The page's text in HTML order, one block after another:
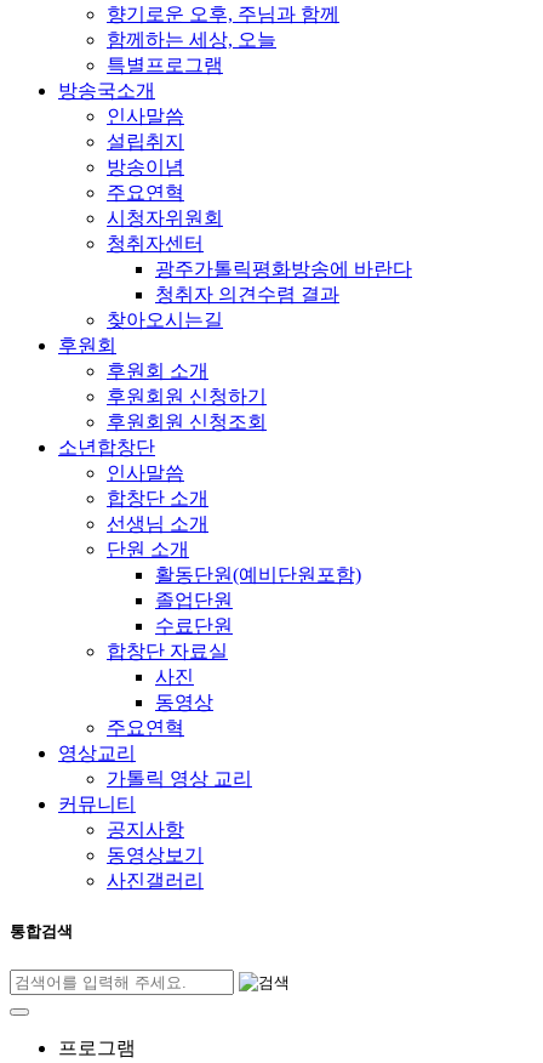
향기로운 오후, 주님과 함께
함께하는 세상, 오늘
특별프로그램
방송국소개
인사말씀
설립취지
방송이념
주요연혁
시청자위원회
청취자센터
광주가톨릭평화방송에 바란다
청취자 의견수렴 결과
찾아오시는길
후원회
후원회 소개
후원회원 신청하기
후원회원 신청조회
소년합창단
인사말씀
합창단 소개
선생님 소개
단원 소개
활동단원(예비단원포함)
졸업단원
수료단원
합창단 자료실
사진
동영상
주요연혁
영상교리
가톨릭 영상 교리
커뮤니티
공지사항
동영상보기
사진갤러리
통합검색
프로그램